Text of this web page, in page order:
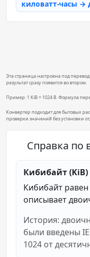
киловатт-часы →
Эта страница настроена под
результат сразу появится во втором.
Пример: 1 KiB = 1024 B. Формула
Конвертер подходит для бытовых
проверки значений без установки
Справка
Кибибайт (KiB)
Кибибайт
описывает
История:
были введены
1024 от